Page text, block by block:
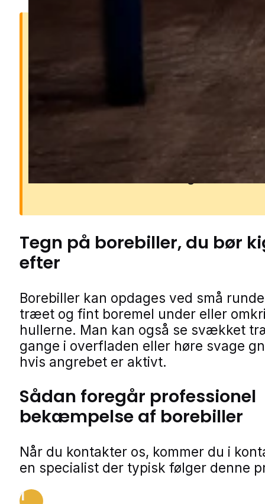
Hvorfor borebiller er et
problem
Borebillers larver lever inde i træet
gnaver små gange, mens de
andet træværk. Angreb opdages
ved små runde huller og fint
Tegn på borebiller, du bør
efter
Borebiller kan opdages ved små
træet og fint boremel under eller
hullerne. Man kan også se svækket
gange i overfladen eller høre svage
hvis angrebet er aktivt.
Sådan foregår professionel
bekæmpelse af borebiller
Når du kontakter os, kommer du i
en specialist der typisk følger denne
1